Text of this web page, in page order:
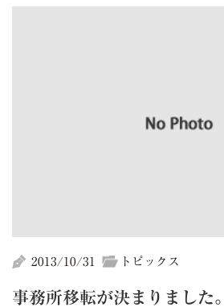
2013/10/31 トピックス
事務所移転が決まりました。